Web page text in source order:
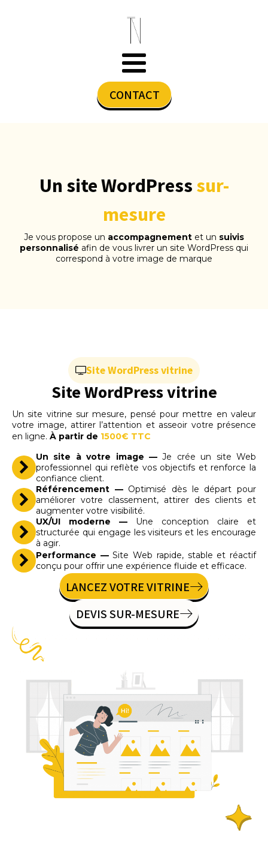
CONTACT
Un site WordPress sur-
mesure
Je vous propose un accompagnement et un suivis
personnalisé afin de vous livrer un site WordPress qui
correspond à votre image de marque
Site WordPress vitrine
Site WordPress vitrine
Un site vitrine sur mesure, pensé pour mettre en valeur
votre image, attirer l’attention et asseoir votre présence
en ligne. À partir de 1500€ TTC
Un site à votre image —Je crée un site Web
professionnel qui reflète vos objectifs et renforce la
confiance client.
Référencement —Optimisé dès le départ pour
améliorer votre classement, attirer des clients et
augmenter votre visibilité.
UX/UI moderne — Une conception claire et
structurée qui engage les visiteurs et les encourage
à agir.
Performance —Site Web rapide, stable et réactif
conçu pour offrir une expérience fluide et efficace.
LANCEZ VOTRE VITRINE
DEVIS SUR-MESURE